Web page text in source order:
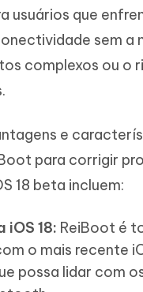
usuários que
sem a
complexos ou o
e
para corrigir
18 beta incluem:
iOS 18: ReiBoot é
o mais recente
possa lidar com